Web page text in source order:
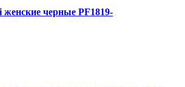
черные PF1819-